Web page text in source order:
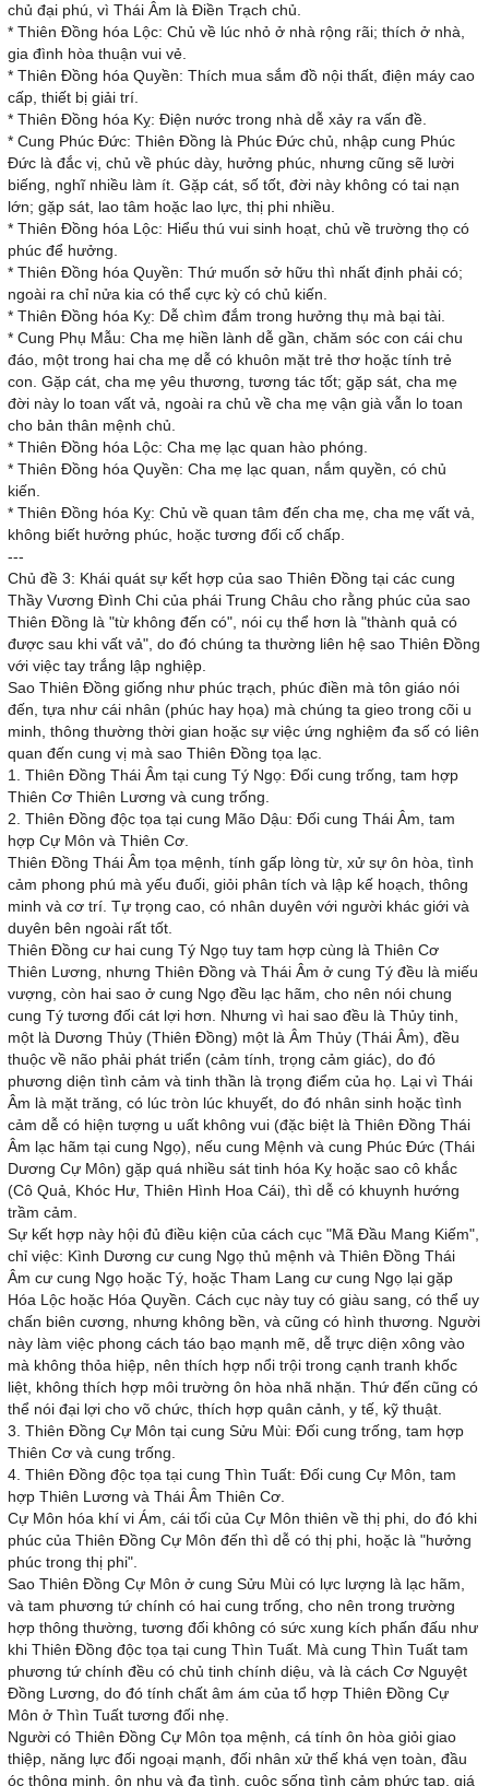
chủ đại phú, vì Thái Âm là Điền Trạch chủ.
* Thiên Đồng hóa Lộc: Chủ về lúc nhỏ ở nhà rộng rãi; thích ở nhà,
gia đình hòa thuận vui vẻ.
* Thiên Đồng hóa Quyền: Thích mua sắm đồ nội thất, điện máy cao
cấp, thiết bị giải trí.
* Thiên Đồng hóa Kỵ: Điện nước trong nhà dễ xảy ra vấn đề.
* Cung Phúc Đức: Thiên Đồng là Phúc Đức chủ, nhập cung Phúc
Đức là đắc vị, chủ về phúc dày, hưởng phúc, nhưng cũng sẽ lười
biếng, nghĩ nhiều làm ít. Gặp cát, số tốt, đời này không có tai nạn
lớn; gặp sát, lao tâm hoặc lao lực, thị phi nhiều.
* Thiên Đồng hóa Lộc: Hiểu thú vui sinh hoạt, chủ về trường thọ có
phúc để hưởng.
* Thiên Đồng hóa Quyền: Thứ muốn sở hữu thì nhất định phải có;
ngoài ra chỉ nửa kia có thể cực kỳ có chủ kiến.
* Thiên Đồng hóa Kỵ: Dễ chìm đắm trong hưởng thụ mà bại tài.
* Cung Phụ Mẫu: Cha mẹ hiền lành dễ gần, chăm sóc con cái chu
đáo, một trong hai cha mẹ dễ có khuôn mặt trẻ thơ hoặc tính trẻ
con. Gặp cát, cha mẹ yêu thương, tương tác tốt; gặp sát, cha mẹ
đời này lo toan vất vả, ngoài ra chủ về cha mẹ vận già vẫn lo toan
cho bản thân mệnh chủ.
* Thiên Đồng hóa Lộc: Cha mẹ lạc quan hào phóng.
* Thiên Đồng hóa Quyền: Cha mẹ lạc quan, nắm quyền, có chủ
kiến.
* Thiên Đồng hóa Kỵ: Chủ về quan tâm đến cha mẹ, cha mẹ vất vả,
không biết hưởng phúc, hoặc tương đối cố chấp.
---
Chủ đề 3: Khái quát sự kết hợp của sao Thiên Đồng tại các cung
Thầy Vương Đình Chi của phái Trung Châu cho rằng phúc của sao
Thiên Đồng là "từ không đến có", nói cụ thể hơn là "thành quả có
được sau khi vất vả", do đó chúng ta thường liên hệ sao Thiên Đồng
với việc tay trắng lập nghiệp.
Sao Thiên Đồng giống như phúc trạch, phúc điền mà tôn giáo nói
đến, tựa như cái nhân (phúc hay họa) mà chúng ta gieo trong cõi u
minh, thông thường thời gian hoặc sự việc ứng nghiệm đa số có liên
quan đến cung vị mà sao Thiên Đồng tọa lạc.
1. Thiên Đồng Thái Âm tại cung Tý Ngọ: Đối cung trống, tam hợp
Thiên Cơ Thiên Lương và cung trống.
2. Thiên Đồng độc tọa tại cung Mão Dậu: Đối cung Thái Âm, tam
hợp Cự Môn và Thiên Cơ.
Thiên Đồng Thái Âm tọa mệnh, tính gấp lòng từ, xử sự ôn hòa, tình
cảm phong phú mà yếu đuối, giỏi phân tích và lập kế hoạch, thông
minh và cơ trí. Tự trọng cao, có nhân duyên với người khác giới và
duyên bên ngoài rất tốt.
Thiên Đồng cư hai cung Tý Ngọ tuy tam hợp cùng là Thiên Cơ
Thiên Lương, nhưng Thiên Đồng và Thái Âm ở cung Tý đều là miếu
vượng, còn hai sao ở cung Ngọ đều lạc hãm, cho nên nói chung
cung Tý tương đối cát lợi hơn. Nhưng vì hai sao đều là Thủy tinh,
một là Dương Thủy (Thiên Đồng) một là Âm Thủy (Thái Âm), đều
thuộc về não phải phát triển (cảm tính, trọng cảm giác), do đó
phương diện tình cảm và tinh thần là trọng điểm của họ. Lại vì Thái
Âm là mặt trăng, có lúc tròn lúc khuyết, do đó nhân sinh hoặc tình
cảm dễ có hiện tượng u uất không vui (đặc biệt là Thiên Đồng Thái
Âm lạc hãm tại cung Ngọ), nếu cung Mệnh và cung Phúc Đức (Thái
Dương Cự Môn) gặp quá nhiều sát tinh hóa Kỵ hoặc sao cô khắc
(Cô Quả, Khóc Hư, Thiên Hình Hoa Cái), thì dễ có khuynh hướng
trầm cảm.
Sự kết hợp này hội đủ điều kiện của cách cục "Mã Đầu Mang Kiếm",
chỉ việc: Kình Dương cư cung Ngọ thủ mệnh và Thiên Đồng Thái
Âm cư cung Ngọ hoặc Tý, hoặc Tham Lang cư cung Ngọ lại gặp
Hóa Lộc hoặc Hóa Quyền. Cách cục này tuy có giàu sang, có thể uy
chấn biên cương, nhưng không bền, và cũng có hình thương. Người
này làm việc phong cách táo bạo mạnh mẽ, dễ trực diện xông vào
mà không thỏa hiệp, nên thích hợp nổi trội trong cạnh tranh khốc
liệt, không thích hợp môi trường ôn hòa nhã nhặn. Thứ đến cũng có
thể nói đại lợi cho võ chức, thích hợp quân cảnh, y tế, kỹ thuật.
3. Thiên Đồng Cự Môn tại cung Sửu Mùi: Đối cung trống, tam hợp
Thiên Cơ và cung trống.
4. Thiên Đồng độc tọa tại cung Thìn Tuất: Đối cung Cự Môn, tam
hợp Thiên Lương và Thái Âm Thiên Cơ.
Cự Môn hóa khí vi Ám, cái tối của Cự Môn thiên về thị phi, do đó khi
phúc của Thiên Đồng Cự Môn đến thì dễ có thị phi, hoặc là "hưởng
phúc trong thị phi".
Sao Thiên Đồng Cự Môn ở cung Sửu Mùi có lực lượng là lạc hãm,
và tam phương tứ chính có hai cung trống, cho nên trong trường
hợp thông thường, tương đối không có sức xung kích phấn đấu như
khi Thiên Đồng độc tọa tại cung Thìn Tuất. Mà cung Thìn Tuất tam
phương tứ chính đều có chủ tinh chính diệu, và là cách Cơ Nguyệt
Đồng Lương, do đó tính chất âm ám của tổ hợp Thiên Đồng Cự
Môn ở Thìn Tuất tương đối nhẹ.
Người có Thiên Đồng Cự Môn tọa mệnh, cá tính ôn hòa giỏi giao
thiệp, năng lực đối ngoại mạnh, đối nhân xử thế khá vẹn toàn, đầu
óc thông minh, ôn nhu và đa tình, cuộc sống tình cảm phức tạp, giá